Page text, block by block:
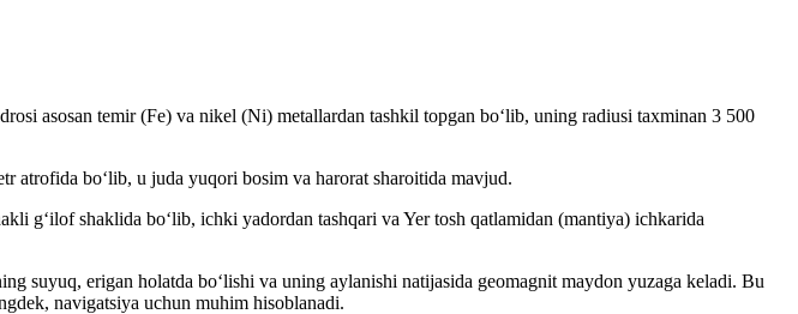
asosan temir (Fe) va nikel (Ni) metallardan tashkil topgan bo‘lib, uning radiusi taxminan 3 500
atrofida bo‘lib, u juda yuqori bosim va harorat sharoitida mavjud.
g‘ilof shaklida bo‘lib, ichki yadordan tashqari va Yer tosh qatlamidan (mantiya) ichkarida
suyuq, erigan holatda bo‘lishi va uning aylanishi natijasida geomagnit maydon yuzaga keladi. Bu
navigatsiya uchun muhim hisoblanadi.